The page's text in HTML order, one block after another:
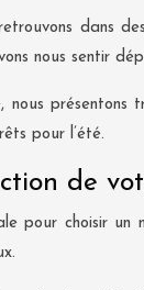
dans
nous sentir
nous
pour l’été.
de
pour choisir un